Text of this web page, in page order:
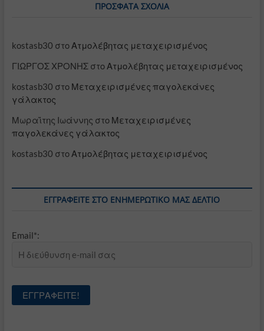
ΠΡΌΣΦΑΤΑ ΣΧΌΛΙΑ
kostasb30 στο Ατμολέβητας μεταχειρισμένος
ΓΙΩΡΓΟΣ ΧΡΟΝΗΣστο Ατμολέβητας μεταχειρισμένος
kostasb30 στο Μεταχειρισμένες παγολεκάνες
γάλακτος
Μωραΐτης Ιωάννης στο Μεταχειρισμένες
παγολεκάνες γάλακτος
kostasb30 στο Ατμολέβητας μεταχειρισμένος
ΕΓΓΡΑΦΕΊΤΕ ΣΤΟ ΕΝΗΜΕΡΩΤΙΚΌ ΜΑΣ ΔΕΛΤΊΟ
Email*: